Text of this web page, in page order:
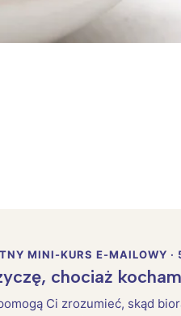
MINI-KURS E-MAILOWY ·
chociaż
Ci zrozumieć, skąd